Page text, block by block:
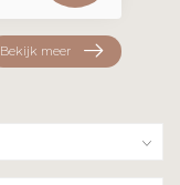
Bekijk meer